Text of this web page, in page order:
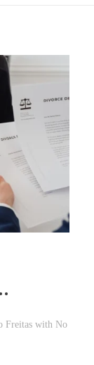
Freitas with No